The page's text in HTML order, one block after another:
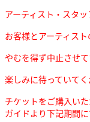
アーティスト・スタ
お客様とアーティス
やむを得ず中止させ
楽しみに待っていて
チケットをご購入い
ガイドより下記期間